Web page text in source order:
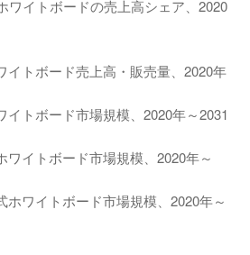
イトボードの売上高シェア、2020
トボード売上高・販売量、2020年
トボード市場規模、2020年～2031
イトボード市場規模、2020年～
ワイトボード市場規模、2020年～